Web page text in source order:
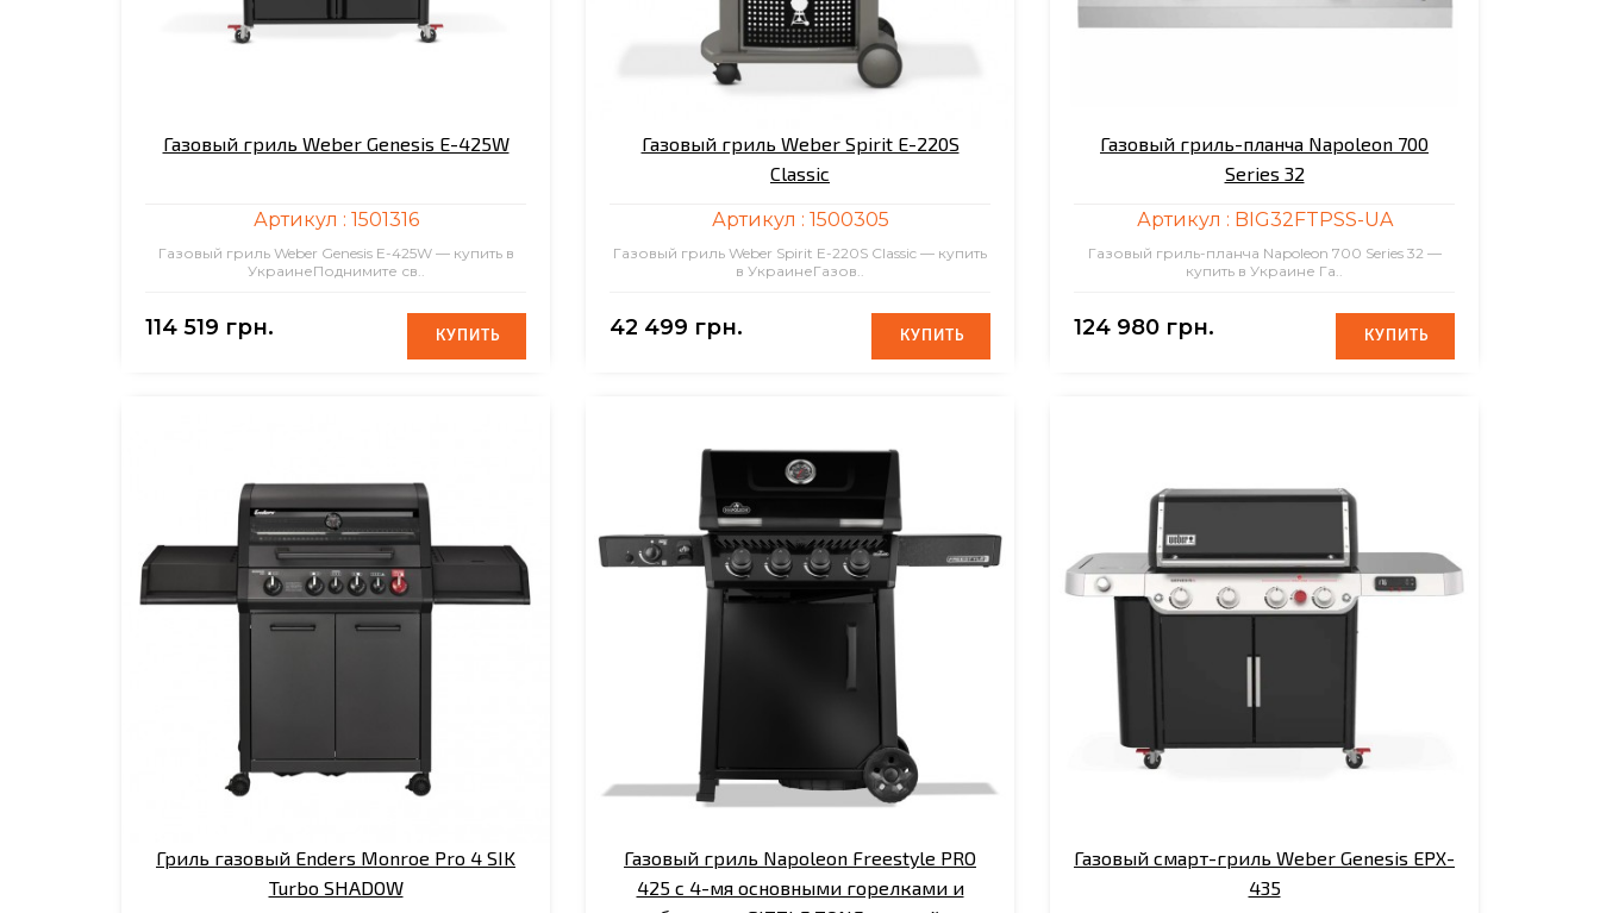
Газовый гриль Weber Genesis E-425W
Артикул : 1501316
Газовый гриль Weber Genesis E-425W — купить в
УкраинеПоднимите св..
114 519 грн. КУПИТЬ
КУПИТЬ
Газовый гриль Weber Spirit E-220S
Classic
Артикул : 1500305
Газовый гриль Weber Spirit E-220S Classic — купить
в УкраинеГазов..
42 499 грн. КУПИТЬ
КУПИТЬ
Газовый гриль-планча Napoleon 700
Series 32
Артикул : BIG32FTPSS-UA
Газовый гриль-планча Napoleon 700 Series 32 —
купить в Украине Га..
124 980 грн. КУПИТЬ
КУПИТЬ
Гриль газовый Enders Monroe Pro 4 SIK
Turbo SHADOW
Газовый гриль Napoleon Freestyle PRO
425 с 4-мя основными горелками и
Газовый смарт-гриль Weber Genesis EPX-
435